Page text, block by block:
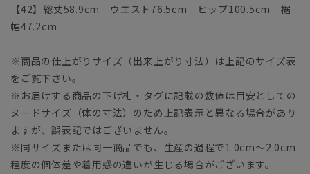
【42】総丈58.9cm ウエスト76.5cm ヒップ100.5cm 裾
幅47.2cm
※商品の仕上がりサイズ（出来上がり寸法）は上記のサイズ表
をご覧下さい。
※お届けする商品の下げ札・タグに記載の数値は目安としての
ヌードサイズ（体の寸法）のため上記表示と異なる場合があり
ますが、誤表記ではございません。
※同サイズまたは同一商品でも、生産の過程で1.0cm～2.0cm
程度の個体差や着用感の違いが生じる場合がございます。